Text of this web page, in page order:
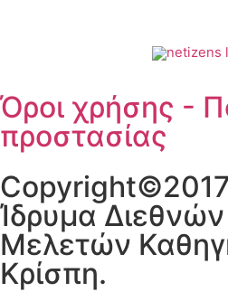
Όροι χρήσης -
προστασίας
Ίδρυμα
Μελετών
Κρίσπη.